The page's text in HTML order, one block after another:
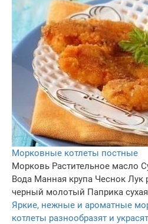
Морковные котлеты постные
Морковь Растительное масло
Вода Манная крупа Чеснок Лук
черный молотый Паприка
Яркие, нежные и ароматные
котлеты разнообразят и